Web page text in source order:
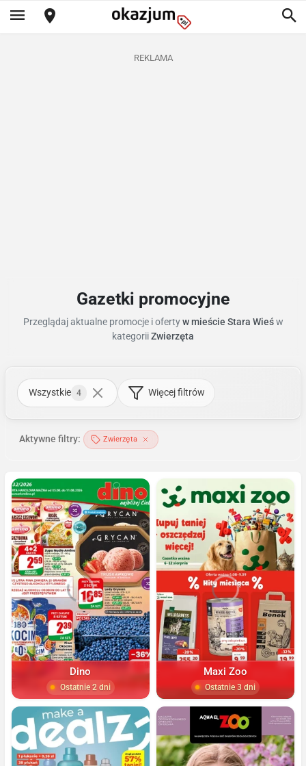
REKLAMA
Gazetki promocyjne
Przeglądaj aktualne promocje i ofertyw mieście Stara Wieśw
kategoriiZwierzęta
Wszystkie 4 Więcej filtrów
Aktywne filtry: Zwierzęta
Dino
Ostatnie 2 dni
Maxi Zoo
Ostatnie 3 dni